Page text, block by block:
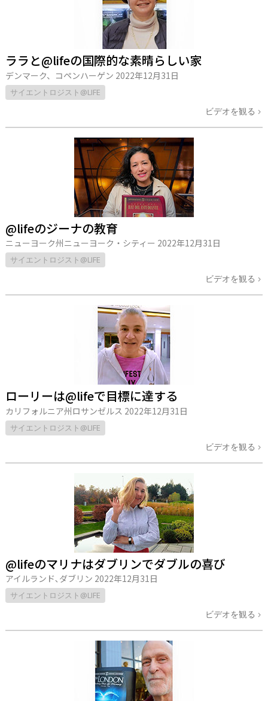
ララと@lifeの国際的な素晴らしい家
デンマーク、コペンハーゲン 2022年12月31日
サイエントロジスト@LIFE
ビデオを観る
@lifeのジーナの教育
ニューヨーク州ニューヨーク・シティー 2022年12月31日
サイエントロジスト@LIFE
ビデオを観る
ローリーは@lifeで目標に達する
カリフォルニア州ロサンゼルス 2022年12月31日
サイエントロジスト@LIFE
ビデオを観る
@lifeのマリナはダブリンでダブルの喜び
アイルランド､ダブリン 2022年12月31日
サイエントロジスト@LIFE
ビデオを観る